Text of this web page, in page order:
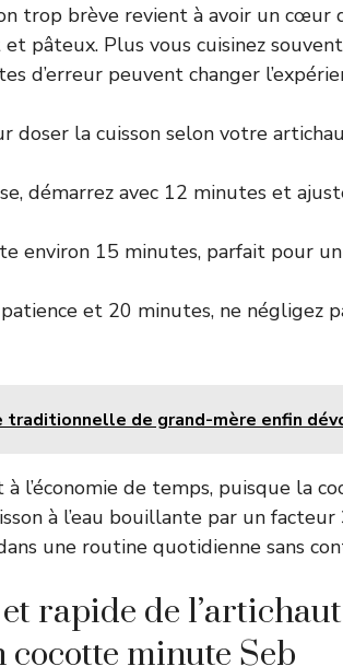
trop brève revient à avoir un cœur
pâteux. Plus vous cuisinez
d’erreur peuvent changer
doser la cuisson selon votre
démarrez avec 12 minutes et
environ 15 minutes, parfait pour
et 20 minutes, ne négligez
traditionnelle de grand-mère enfin
l’économie de temps, puisque la
à l’eau bouillante par un
une routine quotidienne sans
rapide de
cocotte minute Seb